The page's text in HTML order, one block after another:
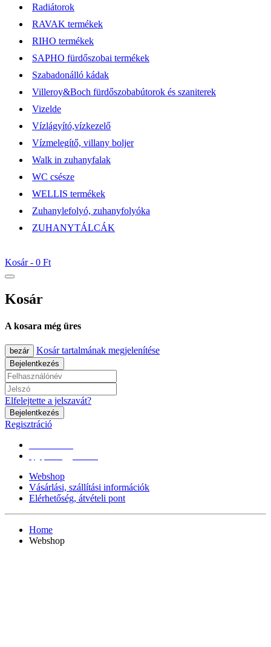
Radiátorok
RAVAK termékek
RIHO termékek
SAPHO fürdőszobai termékek
Szabadonálló kádak
Villeroy&Boch fürdőszobabútorok és szaniterek
Vizelde
Vízlágyító,vízkezelő
Vízmelegítő, villany boljer
Walk in zuhanyfalak
WC csésze
WELLIS termékek
Zuhanylefolyó, zuhanyfolyóka
ZUHANYTÁLCÁK
Kosár - 0 Ft
Kosár
A kosara még üres
bezár Kosár tartalmának megjelenítése
Bejelentkezés
Elfelejtette a jelszavát?
Bejelentkezés
Regisztráció
Webshop
Vásárlási, szállítási információk
Elérhetőség, átvételi pont
Home
Webshop